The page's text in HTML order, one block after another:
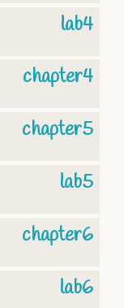
lab4
chapter4
chapter5
lab5
chapter6
lab6